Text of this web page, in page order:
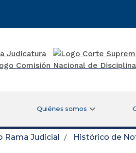
Quiénes somos
Rama Judicial Histórico de